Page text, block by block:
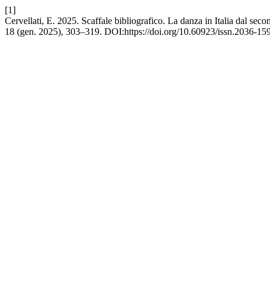
[1]
Cervellati, E. 2025. Scaffale bibliografico. La danza in Italia dal
18 (gen. 2025), 303–319. DOI:https://doi.org/10.60923/issn.2036-